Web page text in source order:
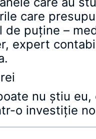
care
de puţine –
expert
nu ştiu
o investiţie